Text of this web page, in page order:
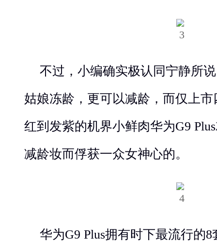
不过，小编确实极认同宁静所
姑娘冻龄，更可以减龄，而仅上
红到发紫的机界小鲜肉华为G9
减龄妆而俘获一众女神心的。
华为G9 Plus拥有时下最流行的